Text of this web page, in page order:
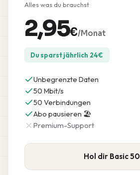
Alles was du brauchst
2,95€/Monat
Du sparst jährlich 24€
Unbegrenzte Daten
50 Mbit/s
50 Verbindungen
Abo pausieren 🏖️
Premium-Support
Hol dir Basic 50